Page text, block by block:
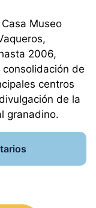
Museo
2006,
de
centros
de la
granadino.